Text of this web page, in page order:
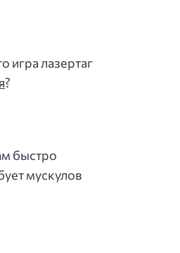
игра лазертаг
?
быстро
мускулов